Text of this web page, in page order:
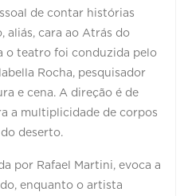
de contar histórias
aliás, cara ao Atrás do
o teatro foi conduzida pelo
Rocha, pesquisador
e cena. A direção é de
a multiplicidade de corpos
deserto.
por Rafael Martini, evoca a
enquanto o artista